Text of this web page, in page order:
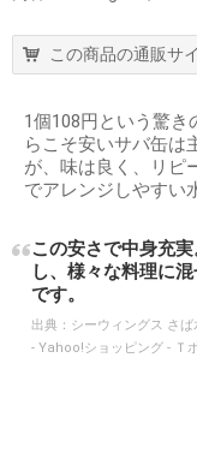
この商品の通販サ
1個108円という驚
らこそ安いサバ缶は
が、味は良く、リピ
でアレンジしやすい
この安さで中身充
し、様々な料理に
です。
出典： シーウィングス さ
- Yahoo!ショッピング - Ｔ